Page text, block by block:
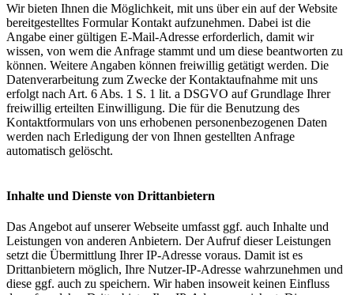
Wir bieten Ihnen die Möglichkeit, mit uns über ein auf der Website
bereitgestelltes Formular Kontakt aufzunehmen. Dabei ist die
Angabe einer gültigen E-Mail-Adresse erforderlich, damit wir
wissen, von wem die Anfrage stammt und um diese beantworten zu
können. Weitere Angaben können freiwillig getätigt werden. Die
Datenverarbeitung zum Zwecke der Kontaktaufnahme mit uns
erfolgt nach Art. 6 Abs. 1 S. 1 lit. a DSGVO auf Grundlage Ihrer
freiwillig erteilten Einwilligung. Die für die Benutzung des
Kontaktformulars von uns erhobenen personenbezogenen Daten
werden nach Erledigung der von Ihnen gestellten Anfrage
automatisch gelöscht.
Inhalte und Dienste von Drittanbietern
Das Angebot auf unserer Webseite umfasst ggf. auch Inhalte und
Leistungen von anderen Anbietern. Der Aufruf dieser Leistungen
setzt die Übermittlung Ihrer IP-Adresse voraus. Damit ist es
Drittanbietern möglich, Ihre Nutzer-IP-Adresse wahrzunehmen und
diese ggf. auch zu speichern. Wir haben insoweit keinen Einfluss